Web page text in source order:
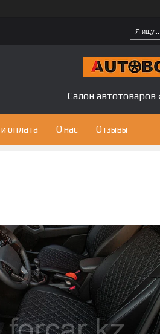
Салон автотоваров
оплата О нас Отзывы